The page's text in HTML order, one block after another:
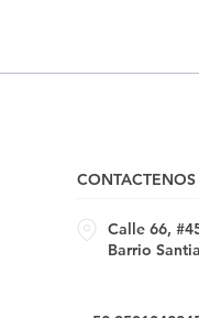
CONTACTENOS
Calle 66,
Barrio